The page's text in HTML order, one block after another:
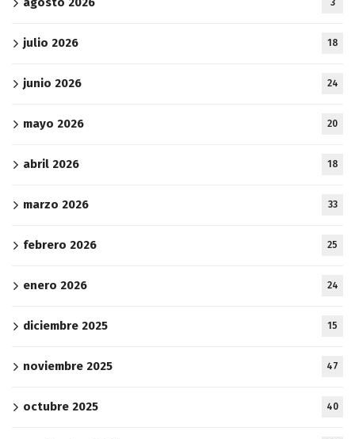
3
julio 2026 18
junio 2026 24
mayo 2026 20
abril 2026 18
marzo 2026 33
febrero 2026 25
enero 2026 24
diciembre 2025 15
noviembre 2025 47
octubre 2025 40